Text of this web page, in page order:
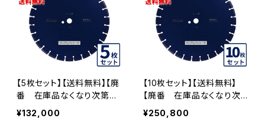
【5枚セット】【送料無料】【廃
番 在庫品なくなり次第終
了】SA-405 16インチ 湿式
SA アスファルト道路切断用
¥132,000
【10枚セット】【送料無料】
【廃番 在庫品なくなり次
第終了】SA-405 16インチ
湿式 SA アスファルト道路
¥250,800